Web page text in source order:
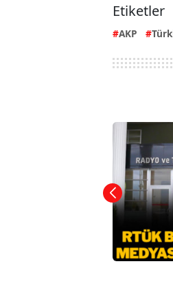
Etiketler
AKP